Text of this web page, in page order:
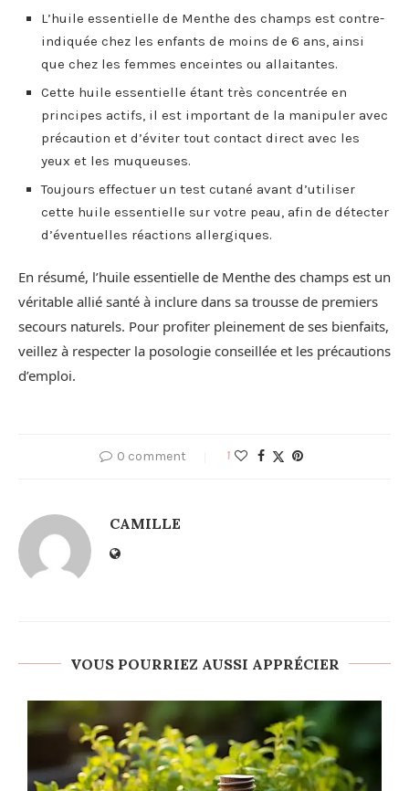
L’huile essentielle de Menthe des champs est contre-
indiquée chez les enfants de moins de 6 ans, ainsi
que chez les femmes enceintes ou allaitantes.
Cette huile essentielle étant très concentrée en
principes actifs, il est important de la manipuler avec
précaution et d’éviter tout contact direct avec les
yeux et les muqueuses.
Toujours effectuer un test cutané avant d’utiliser
cette huile essentielle sur votre peau, afin de détecter
d’éventuelles réactions allergiques.
En résumé, l’huile essentielle de Menthe des champs est un
véritable allié santé à inclure dans sa trousse de premiers
secours naturels. Pour profiter pleinement de ses bienfaits,
veillez à respecter la posologie conseillée et les précautions
d’emploi.
0 comment 1
CAMILLE
VOUS POURRIEZ AUSSI APPRÉCIER